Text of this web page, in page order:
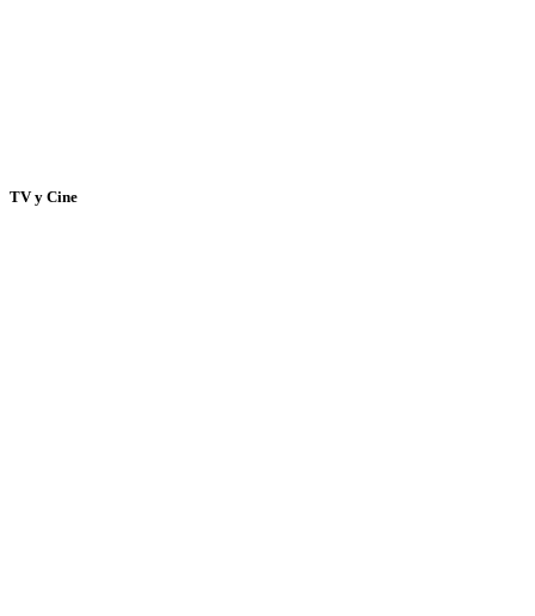
TV y Cine